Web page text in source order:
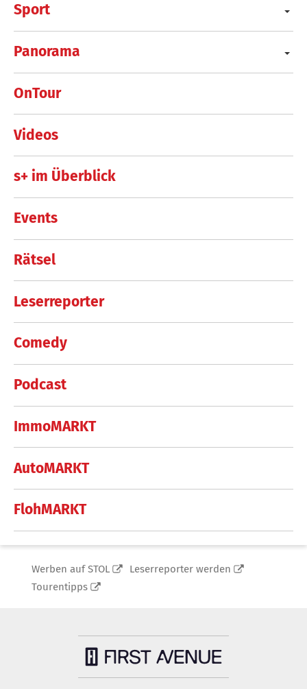
Sport
Panorama
OnTour
Videos
s+ im Überblick
Events
Rätsel
Leserreporter
Comedy
Podcast
ImmoMARKT
AutoMARKT
FlohMARKT
Werben auf STOL
Leserreporter werden
Tourentipps